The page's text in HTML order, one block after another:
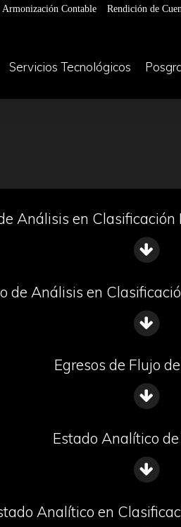
Armonización Contable Rendición de
Servicios Tecnológicos
Análisis en
de Análisis en
Egresos de Flujo
Estado Analítico de
Analítico en